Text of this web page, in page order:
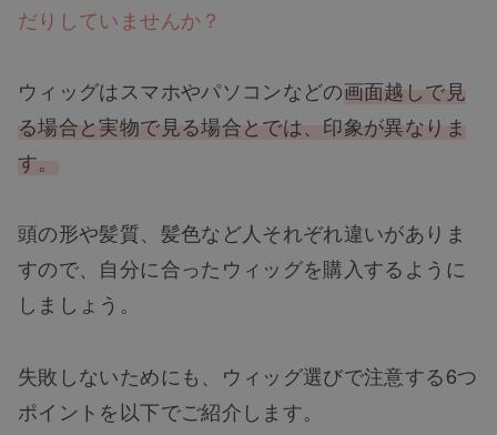
だりしていませんか？
ウィッグはスマホやパソコンなどの画面越しで見
る場合と実物で見る場合とでは、印象が異なりま
す。
頭の形や髪質、髪色など人それぞれ違いがありま
すので、自分に合ったウィッグを購入するように
しましょう。
失敗しないためにも、ウィッグ選びで注意する6つ
ポイントを以下でご紹介します。